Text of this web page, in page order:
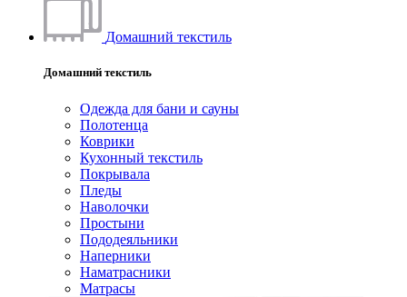
Домашний текстиль
Домашний текстиль
Одежда для бани и сауны
Полотенца
Коврики
Кухонный текстиль
Покрывала
Пледы
Наволочки
Простыни
Пододеяльники
Наперники
Наматрасники
Матрасы